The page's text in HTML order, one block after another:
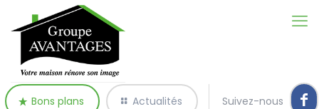
Bons plans Actualités Suivez-nous